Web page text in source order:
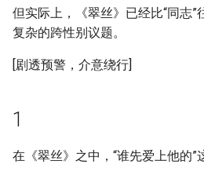
但实际上，《翠丝》已经比“同志
复杂的跨性别议题。
[剧透预警，介意绕行]
1
在《翠丝》之中，“谁先爱上他的”